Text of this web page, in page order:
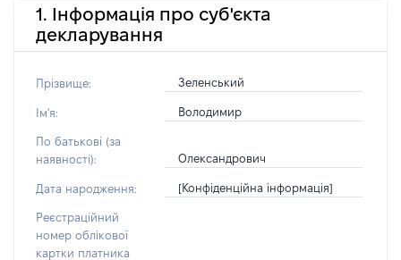
1. Інформація про суб'єкта
декларування
Прізвище: Зеленський
Ім'я: Володимир
По батькові (за
наявності):
Олександрович
Дата народження: [Конфіденційна інформація]
Реєстраційний
номер облікової
картки платника